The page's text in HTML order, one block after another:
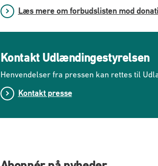
Læs mere om forbudslisten mod
Kontakt Udlændingestyrelsen
Henvendelser fra pressen kan rettes til
Kontakt presse